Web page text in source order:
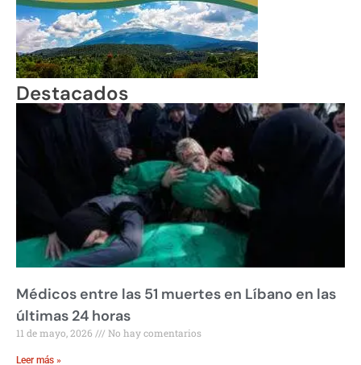
Destacados
Médicos entre las 51 muertes en Líbano en las
últimas 24 horas
11 de mayo, 2026 No hay comentarios
Leer más »